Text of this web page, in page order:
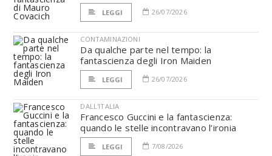
LEGGI 26/07/2026
CONTAMINAZIONI
Da qualche parte nel tempo: la
fantascienza degli Iron Maiden
LEGGI 26/07/2026
DALL'ITALIA
Francesco Guccini e la fantascienza:
quando le stelle incontravano l’ironia
LEGGI 7/08/2026